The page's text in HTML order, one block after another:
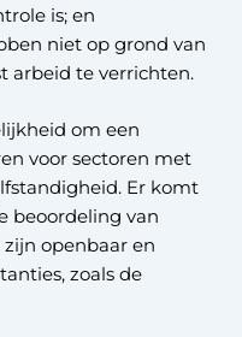
is; en
niet op grond van
arbeid te verrichten.
om een
voor sectoren met
Er komt
beoordeling van
openbaar en
zoals de